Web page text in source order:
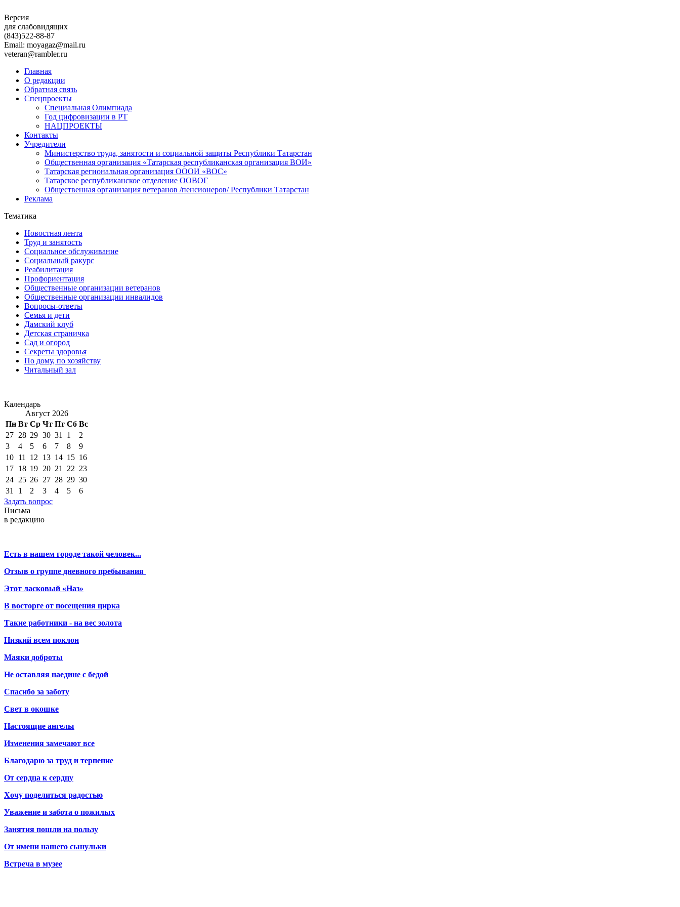
Версия
для слабовидящих
(843)522-88-87
Email: moyagaz@mail.ru
veteran@rambler.ru
Главная
О редакции
Обратная связь
Спецпроекты
Специальная Олимпиада
Год цифровизации в РТ
НАЦПРОЕКТЫ
Контакты
Учредители
Министерство труда, занятости и социальной защиты Республики Татарстан
Общественная организация «Татарская республиканская организация ВОИ»
Татарская региональная организация ОООИ «ВОС»
Татарское республиканское отделение ООВОГ
Общественная организация ветеранов /пенсионеров/ Республики Татарстан
Реклама
Тематика
Новостная лента
Труд и занятость
Социальное обслуживание
Социальный ракурс
Реабилитация
Профориентация
Общественные организации ветеранов
Общественные организации инвалидов
Вопросы-ответы
Семья и дети
Дамский клуб
Детская страничка
Сад и огород
Секреты здоровья
По дому, по хозяйству
Читальный зал
Календарь
Август 2026
Пн Вт Ср Чт Пт Сб Вс
27 28 29 30 31 1
2
3
4 5 6 7 8
9
10 11 12 13 14 15 16
17 18 19 20 21 22 23
24 25 26 27 28 29 30
31
1 2 3 4 5
6
Задать вопрос
Письма
в редакцию
Есть в нашем городе такой человек...
Отзыв о группе дневного пребывания
Этот ласковый «Наз»
В восторге от посещения цирка
Такие работники - на вес золота
Низкий всем поклон
Маяки доброты
Не оставляя наедине с бедой
Спасибо за заботу
Свет в окошке
Настоящие ангелы
Изменения замечают все
Благодарю за труд и терпение
От сердца к сердцу
Хочу поделиться радостью
Уважение и забота о пожилых
Занятия пошли на пользу
От имени нашего сынульки
Встреча в музее